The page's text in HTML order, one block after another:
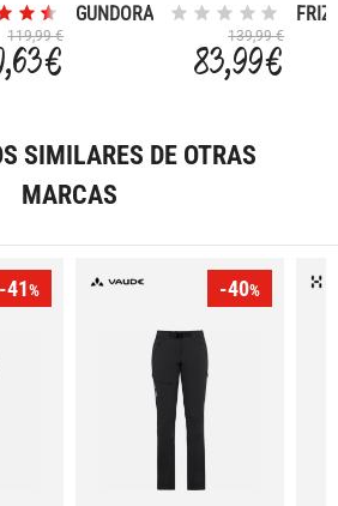
119,99 €
€
GUNDORA
139,99 €
83,99 €
SIMILARES DE OTRAS
MARCAS
-41% -40%